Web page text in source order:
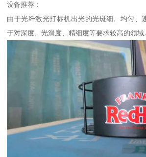
设备推荐：
由于光纤激光打标机出光的光斑细、均匀、
于对深度、光滑度、精细度等要求较高的领域